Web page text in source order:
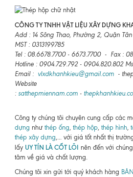
CÔNG TY TNHH VẬT LIỆU XÂY DỰNG
Add : 14 Sông Thao, Phường 2, Quận Tân
MST : 0313199785
Tel : 08.6678.7700 - 6673.7700 - Fax :
Hotline : 0904.729.792 - 0904.820.802
Email : vlxdkhanhkieu@gmail.com -
Website
: satthepmiennam.com -
Công ty chúng tôi chuyên cung cấp các
dựng như thép ống, thép hộp, thép hình,
thép xây dựng,... với giá tốt nhất thị
lấy UY TÍN LÀ CỐT LÕI nên đến với
tâm về giá và chất lượng.
Chúng tôi xin gửi tới quý khách hàng